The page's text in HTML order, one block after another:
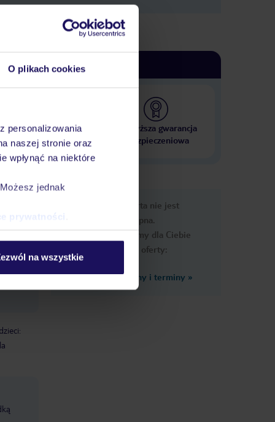
O plikach cookies
personalizowania
naszej stronie oraz
wpłynąć na niektóre
jednak
prywatności
na wszystkie
hoteli w ponad 50
krajach
Najwyższa gwarancja
ubezpieczeniowa
Ups, ta oferta nie jest
dostępna.
Przygotowaliśmy dla Ciebie
podobne oferty:
Zobacz inne ceny i terminy »